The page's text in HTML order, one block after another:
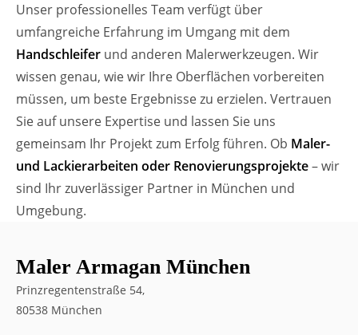
Unser professionelles Team verfügt über
umfangreiche Erfahrung im Umgang mit dem
Handschleifer und anderen Malerwerkzeugen. Wir
wissen genau, wie wir Ihre Oberflächen vorbereiten
müssen, um beste Ergebnisse zu erzielen. Vertrauen
Sie auf unsere Expertise und lassen Sie uns
gemeinsam Ihr Projekt zum Erfolg führen. Ob Maler-
und Lackierarbeiten oder Renovierungsprojekte– wir
sind Ihr zuverlässiger Partner in München und
Umgebung.
Maler Armagan München
Prinzregentenstraße 54,
80538 München